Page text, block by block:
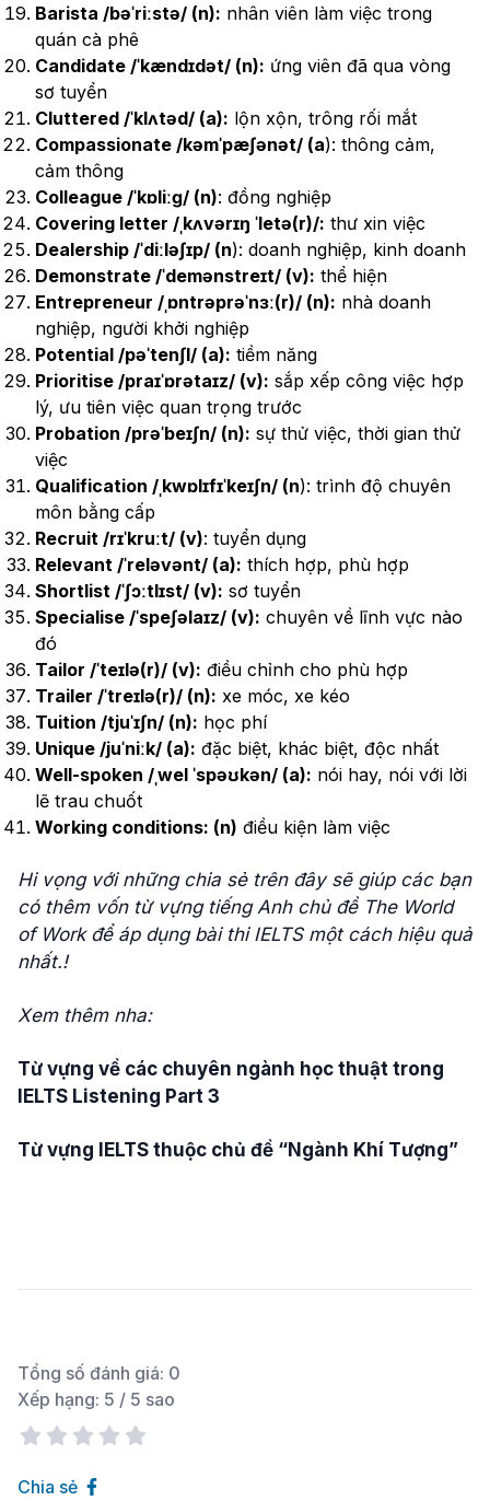
Barista /bəˈriːstə/ (n): nhân viên làm việc trong
quán cà phê
Candidate /ˈkændɪdət/ (n): ứng viên đã qua vòng
sơ tuyển
Cluttered /ˈklʌtəd/ (a): lộn xộn, trông rối mắt
Compassionate /kəmˈpæʃənət/ (a): thông cảm,
cảm thông
Colleague /ˈkɒliːɡ/ (n): đồng nghiệp
Covering letter /ˌkʌvərɪŋ ˈletə(r)/: thư xin việc
Dealership /ˈdiːləʃɪp/ (n): doanh nghiệp, kinh doanh
Demonstrate /ˈdemənstreɪt/ (v): thể hiện
Entrepreneur /ˌɒntrəprəˈnɜː(r)/ (n): nhà doanh
nghiệp, người khởi nghiệp
Potential /pəˈtenʃl/ (a): tiềm năng
Prioritise /praɪˈɒrətaɪz/ (v): sắp xếp công việc hợp
lý, ưu tiên việc quan trọng trước
Probation /prəˈbeɪʃn/ (n): sự thử việc, thời gian thử
việc
Qualification /ˌkwɒlɪfɪˈkeɪʃn/ (n): trình độ chuyên
môn bằng cấp
Recruit /rɪˈkruːt/ (v): tuyển dụng
Relevant /ˈreləvənt/ (a): thích hợp, phù hợp
Shortlist /ˈʃɔːtlɪst/ (v): sơ tuyển
Specialise /ˈspeʃəlaɪz/ (v): chuyên về lĩnh vực nào
đó
Tailor /ˈteɪlə(r)/ (v): điều chỉnh cho phù hợp
Trailer /ˈtreɪlə(r)/ (n): xe móc, xe kéo
Tuition /tjuˈɪʃn/ (n): học phí
Unique /juˈniːk/ (a): đặc biệt, khác biệt, độc nhất
Well-spoken /ˌwel ˈspəʊkən/ (a): nói hay, nói với lời
lẽ trau chuốt
Working conditions: (n) điều kiện làm việc
Hi vọng với những chia sẻ trên đây sẽ giúp các bạn
có thêm vốn từ vựng tiếng Anh chủ đề The World
of Work để áp dụng bài thi IELTS một cách hiệu quả
nhất.!
Xem thêm nha:
Từ vựng về các chuyên ngành học thuật trong
IELTS Listening Part 3
Từ vựng IELTS thuộc chủ đề “Ngành Khí Tượng”
Tổng số đánh giá: 0
Xếp hạng: 5 / 5 sao
Chia sẻ